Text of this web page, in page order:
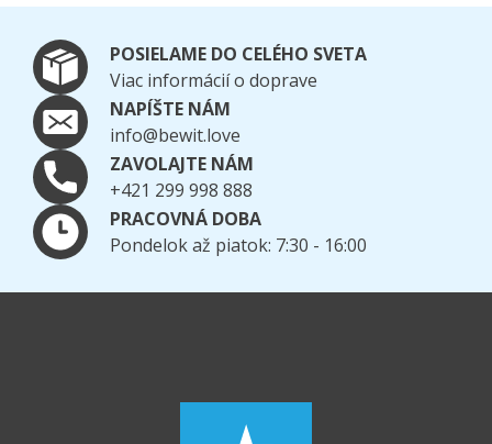
POSIELAME DO CELÉHO SVETA
Viac informácií o doprave
NAPÍŠTE NÁM
info@bewit.love
ZAVOLAJTE NÁM
+421 299 998 888
PRACOVNÁ DOBA
Pondelok až piatok: 7:30 - 16:00